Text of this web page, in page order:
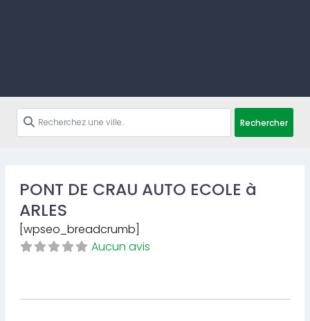
Rechercher
PONT DE CRAU AUTO ECOLE à
ARLES
[wpseo_breadcrumb]
Aucun avis